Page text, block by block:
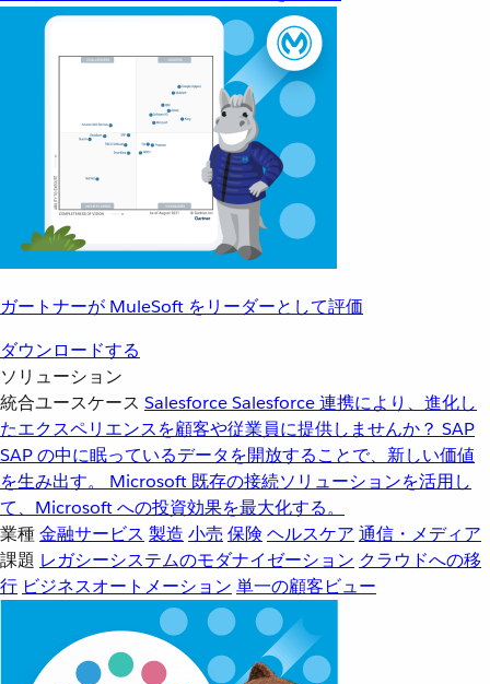
ガートナーが MuleSoft をリーダーとして評価
ダウンロードする
ソリューション
統合ユースケース SalesforceSalesforce 連携により、進化し
たエクスペリエンスを顧客や従業員に提供しませんか？ SAP
SAP の中に眠っているデータを開放することで、新しい価値
を生み出す。
Microsoft 既存の接続ソリューションを活用し
て、Microsoft への投資効果を最大化する。
業種金融サービス 製造 小売 保険 ヘルスケア 通信・メディア
課題 レガシーシステムのモダナイゼーション クラウドへの移
行 ビジネスオートメーション 単一の顧客ビュー